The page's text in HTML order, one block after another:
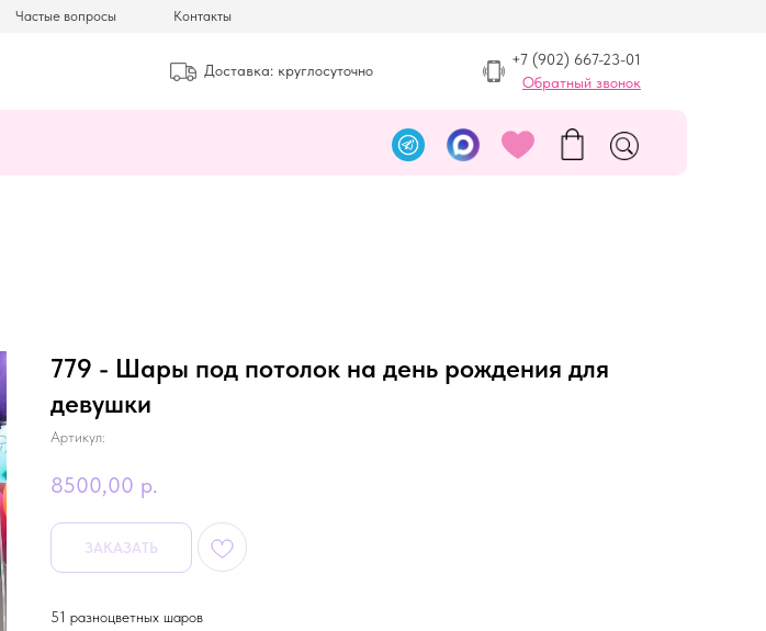
Частые вопросы Контакты
+7 (902) 667-23-01
Обратный звонок
Доставка: круглосуточно
779 - Шары под потолок на день рождения для
девушки
Артикул:
8500,00 р.
ЗАКАЗАТЬ
51 разноцветных шаров